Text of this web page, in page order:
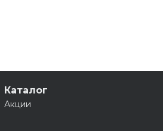
Каталог
Акции